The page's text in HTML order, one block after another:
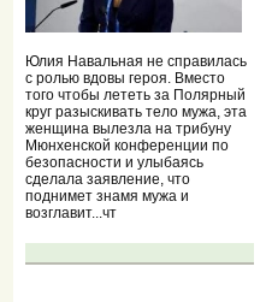
Юлия Навальная не справилась
с ролью вдовы героя. Вместо
того чтобы лететь за Полярный
круг разыскивать тело мужа, эта
женщина вылезла на трибуну
Мюнхенской конференции по
безопасности и улыбаясь
сделала заявление, что
поднимет знамя мужа и
возглавит...чт